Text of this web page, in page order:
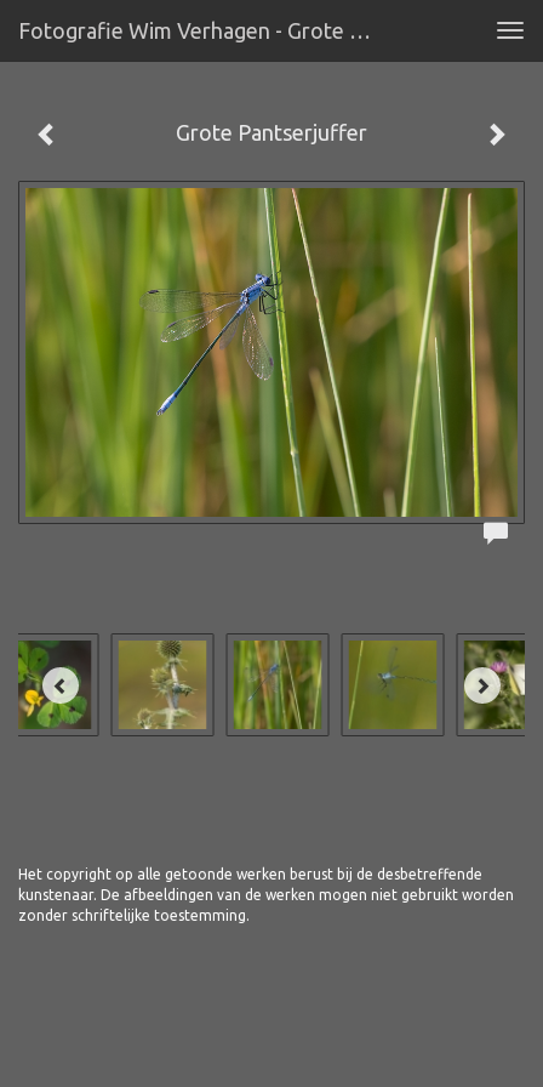
Fotografie Wim Verhagen - Grote Pantserjuffer
Grote Pantserjuffer
Het copyright op alle getoonde werken berust bij de desbetreffende
kunstenaar. De afbeeldingen van de werken mogen niet gebruikt worden
zonder schriftelijke toestemming.